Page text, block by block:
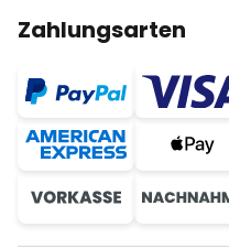
Zahlungsarten